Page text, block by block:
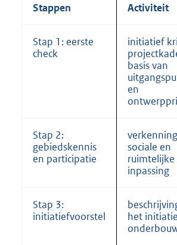
Stappen Activiteit
Stap 1: eerste
check
initiatief
basis van
en
Stap 2:
gebiedskennis
en participatie
sociale en
ruimtelijke
inpassing
Stap 3:
initiatiefvoorstel
het